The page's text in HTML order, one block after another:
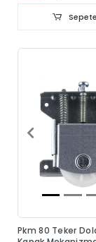
Pkm 80 Teker